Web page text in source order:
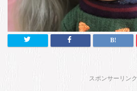
スポンサーリンク